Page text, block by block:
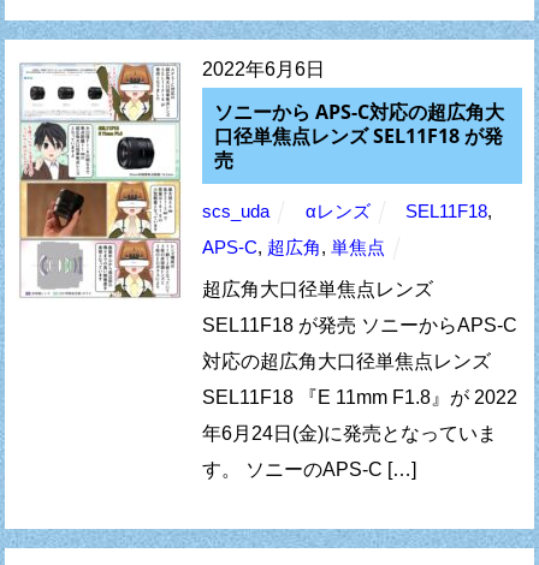
2022年6月6日
ソニーから APS-C対応の超広角大
口径単焦点レンズ SEL11F18 が発
売
scs_uda αレンズ SEL11F18,
APS-C, 超広角,単焦点
超広角大口径単焦点レンズ
SEL11F18 が発売 ソニーからAPS-C
対応の超広角大口径単焦点レンズ
SEL11F18 『E 11mm F1.8』が 2022
年6月24日(金)に発売となっていま
す。 ソニーのAPS-C […]